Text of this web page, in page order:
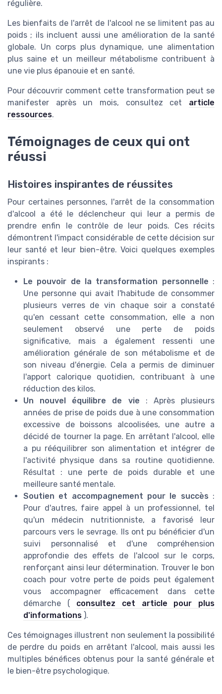
régulière.
Les bienfaits de l'arrêt de l'alcool ne se limitent pas au
poids ; ils incluent aussi une amélioration de la santé
globale. Un corps plus dynamique, une alimentation
plus saine et un meilleur métabolisme contribuent à
une vie plus épanouie et en santé.
Pour découvrir comment cette transformation peut se
manifester après un mois, consultez cet article
ressources.
Témoignages de ceux qui ont
réussi
Histoires inspirantes de réussites
Pour certaines personnes, l'arrêt de la consommation
d'alcool a été le déclencheur qui leur a permis de
prendre enfin le contrôle de leur poids. Ces récits
démontrent l'impact considérable de cette décision sur
leur santé et leur bien-être. Voici quelques exemples
inspirants :
Le pouvoir de la transformation personnelle :
Une personne qui avait l'habitude de consommer
plusieurs verres de vin chaque soir a constaté
qu'en cessant cette consommation, elle a non
seulement observé une perte de poids
significative, mais a également ressenti une
amélioration générale de son métabolisme et de
son niveau d'énergie. Cela a permis de diminuer
l'apport calorique quotidien, contribuant à une
réduction des kilos.
Un nouvel équilibre de vie : Après plusieurs
années de prise de poids due à une consommation
excessive de boissons alcoolisées, une autre a
décidé de tourner la page. En arrêtant l'alcool, elle
a pu rééquilibrer son alimentation et intégrer de
l'activité physique dans sa routine quotidienne.
Résultat : une perte de poids durable et une
meilleure santé mentale.
Soutien et accompagnement pour le succès :
Pour d'autres, faire appel à un professionnel, tel
qu'un médecin nutritionniste, a favorisé leur
parcours vers le sevrage. Ils ont pu bénéficier d'un
suivi personnalisé et d'une compréhension
approfondie des effets de l'alcool sur le corps,
renforçant ainsi leur détermination. Trouver le bon
coach pour votre perte de poids peut également
vous accompagner efficacement dans cette
démarche ( consultez cet article pour plus
d'informations ).
Ces témoignages illustrent non seulement la possibilité
de perdre du poids en arrêtant l'alcool, mais aussi les
multiples bénéfices obtenus pour la santé générale et
le bien-être psychologique.